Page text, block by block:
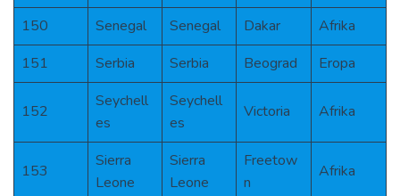
150 Senegal Senegal Dakar
Afrika
151
Serbia Serbia Beograd Eropa
152
Seychell
es
Seychell
es
Victoria Afrika
153
Sierra
Leone
Sierra
Leone
Freetow
n
Afrika